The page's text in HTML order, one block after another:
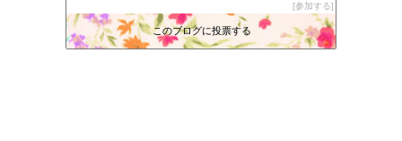
164位 コンビニ全般・グルメ情報まとめブログ
165位 ジャム屋のじっちゃんの日記
参加する
このブログに投票する